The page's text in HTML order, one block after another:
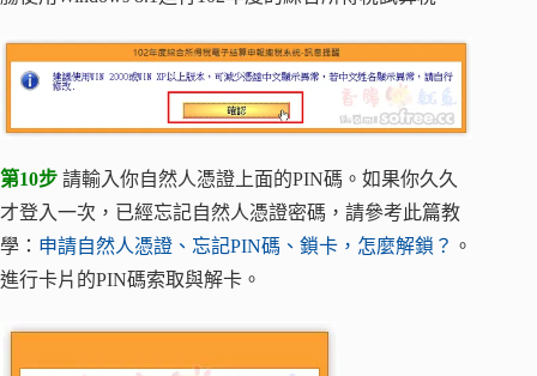
第10步 請輸入你自然人憑證上面的PIN碼。如果你久久
才登入一次，已經忘記自然人憑證密碼，請參考此篇教
學： 申請自然人憑證、忘記PIN碼、鎖卡，怎麼解鎖？ 。
進行卡片的PIN碼索取與解卡。